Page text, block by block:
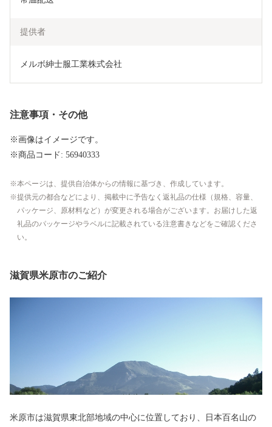
提供者
メルボ紳士服工業株式会社
注意事項・その他
※画像はイメージです。
※商品コード: 56940333
本ページは、提供自治体からの情報に基づき、作成しています。
提供元の都合などにより、掲載中に予告なく返礼品の仕様（規格、容量、
パッケージ、原材料など）が変更される場合がございます。お届けした返
礼品のパッケージやラベルに記載されている注意書きなどをご確認くださ
い。
滋賀県米原市のご紹介
米原市は滋賀県東北部地域の中心に位置しており、日本百名山の